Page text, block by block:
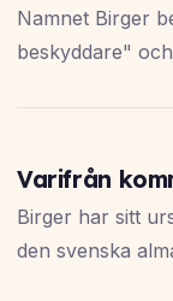
Namnet Birger
beskyddare"
Varifrån
Birger har sitt
den svenska